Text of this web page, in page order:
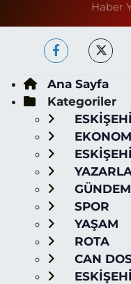
Haber
Ana Sayfa
Kategoriler
GÜNDEM
SPOR
YAŞAM
ROTA
CAN